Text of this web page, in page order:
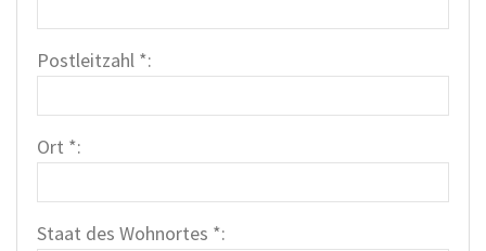
Postleitzahl *:
Ort *:
Staat des Wohnortes *: